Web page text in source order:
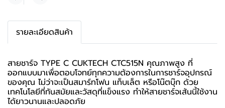
รายละเอียดสินค้า
สายชาร์จ TYPE C CUKTECH CTC515N คุณภาพสูง ที่
ออกแบบมาเพื่อตอบโจทย์ทุกความต้องการในการชาร์จอุปกรณ์
ของคุณ ไม่ว่าจะเป็นสมาร์ทโฟน แท็บเล็ต หรือโน๊ตบุ๊ก ด้วย
เทคโนโลยีที่ทันสมัยและวัสดุที่แข็งแรง ทำให้สายชาร์จเส้นนี้ใช้งาน
ได้ยาวนานและปลอดภัย